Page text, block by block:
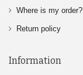
Where is my order?
Return policy
Information